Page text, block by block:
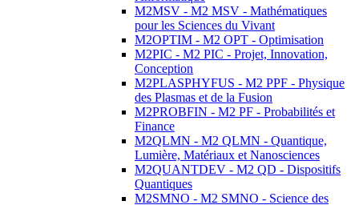
M2MSV - M2 MSV - Mathématiques
pour les Sciences du Vivant
M2OPTIM - M2 OPT - Optimisation
M2PIC - M2 PIC - Projet, Innovation,
Conception
M2PLASPHYFUS - M2 PPF - Physique
des Plasmas et de la Fusion
M2PROBFIN - M2 PF - Probabilités et
Finance
M2QLMN - M2 QLMN - Quantique,
Lumière, Matériaux et Nanosciences
M2QUANTDEV - M2 QD - Dispositifs
Quantiques
M2SMNO - M2 SMNO - Science des